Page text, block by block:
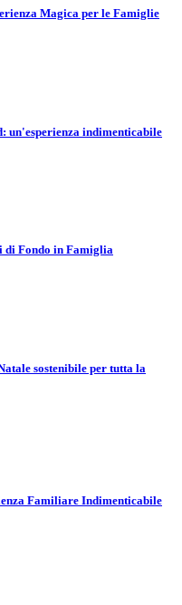
Magica per le Famiglie
un'esperienza indimenticabile
di Fondo in Famiglia
sostenibile per tutta la
Familiare Indimenticabile